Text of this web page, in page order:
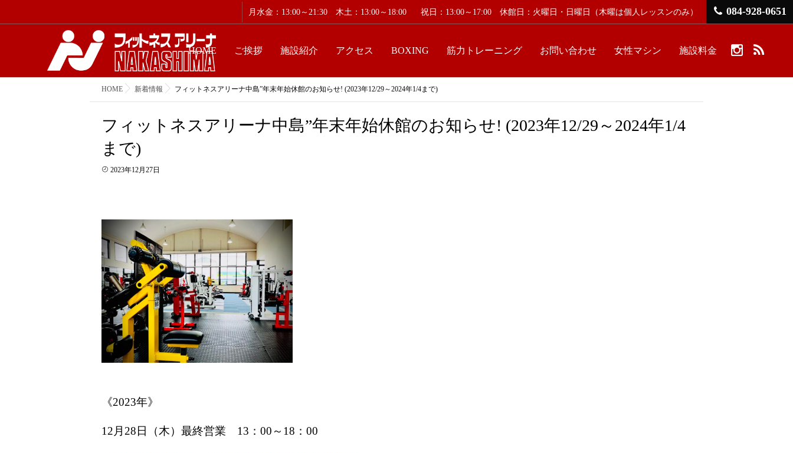
月水金：13:00～21:30 木土：13:00～18:00 祝日：13:00～17:00 休館日：火曜日・日曜日 （木曜は個人レッスンのみ） 084-928-0651
HOME ご挨拶 施設紹介 アクセス BOXING 筋力トレーニング お問い合わせ 女性マシン 施設料金
HOME 新着情報 フィットネスアリーナ中島”年末年始休館のお知らせ! (2023年12/29～2024年1/4まで)
フィットネスアリーナ中島”年末年始休館のお知らせ! (2023年12/29～2024年1/4
まで)
2023年12月27日
《2023年》
12月28日（木）最終営業 13：00～18：00